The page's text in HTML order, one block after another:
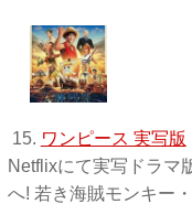
15. ワンピース 実写版
Netflixにて実写ドラマ
へ! 若き海賊モンキー